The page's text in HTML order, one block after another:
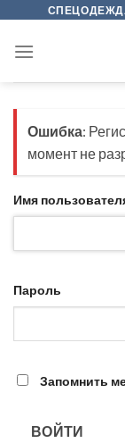
content
Ошибка:
момент не
Имя
Пароль
Запомнить
ВОЙТИ